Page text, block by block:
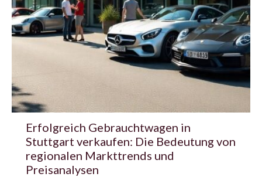
Erfolgreich Gebrauchtwagen in
Stuttgart verkaufen: Die Bedeutung von
regionalen Markttrends und
Preisanalysen